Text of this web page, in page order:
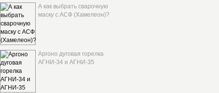
А как выбрать сварочную
маску с АСФ (Хамелеон)?
Аргоно дуговая горелка
АГНИ-34 и АГНИ-35